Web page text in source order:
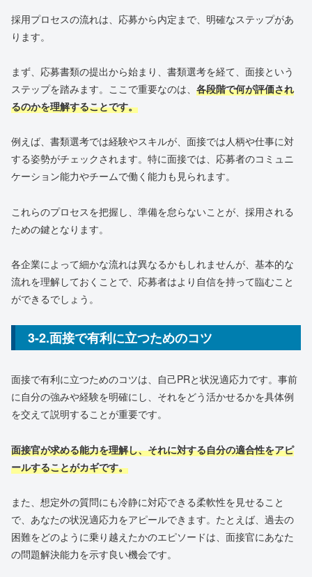
採用プロセスの流れは、応募から内定まで、明確なステップがあ
ります。
まず、応募書類の提出から始まり、書類選考を経て、面接という
ステップを踏みます。ここで重要なのは、 各段階で何が評価され
るのかを理解することです。
例えば、書類選考では経験やスキルが、面接では人柄や仕事に対
する姿勢がチェックされます。特に面接では、応募者のコミュニ
ケーション能力やチームで働く能力も見られます。
これらのプロセスを把握し、準備を怠らないことが、採用される
ための鍵となります。
各企業によって細かな流れは異なるかもしれませんが、基本的な
流れを理解しておくことで、応募者はより自信を持って臨むこと
ができるでしょう。
3-2.面接で有利に立つためのコツ
面接で有利に立つためのコツは、自己PRと状況適応力です。事前
に自分の強みや経験を明確にし、それをどう活かせるかを具体例
を交えて説明することが重要です。
面接官が求める能力を理解し、それに対する自分の適合性をアピ
ールすることがカギです。
また、想定外の質問にも冷静に対応できる柔軟性を見せること
で、あなたの状況適応力をアピールできます。たとえば、過去の
困難をどのように乗り越えたかのエピソードは、面接官にあなた
の問題解決能力を示す良い機会です。